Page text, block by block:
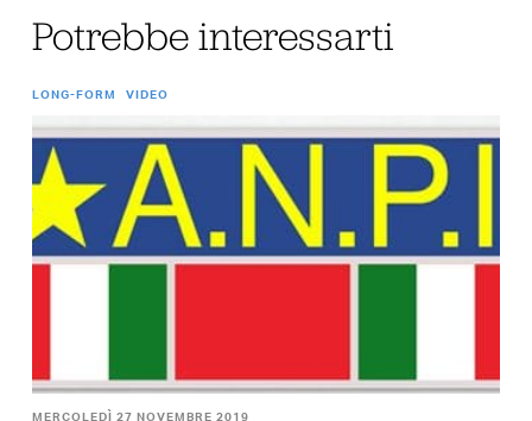
Potrebbe interessarti
LONG-FORM VIDEO
MERCOLEDÌ 27 NOVEMBRE 2019